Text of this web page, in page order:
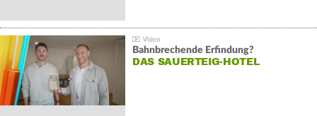
Bahnbrechende Erfindung?
DAS SAUERTEIG-HOTEL